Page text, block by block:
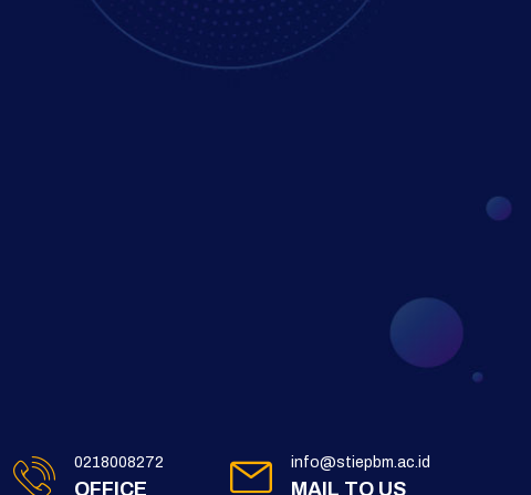
0218008272
OFFICE
info@stiepbm.ac.id
MAIL TO US